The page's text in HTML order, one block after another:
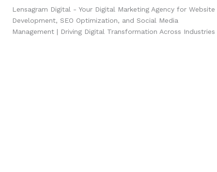
Lensagram Digital - Your Digital Marketing Agency for Website
Development, SEO Optimization, and Social Media
Management | Driving Digital Transformation Across Industries